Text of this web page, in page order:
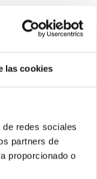
las cookies
redes sociales
partners de
proporcionado o